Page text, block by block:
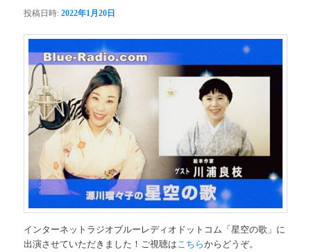
ョ
投稿日時:2022年1月20日
インターネットラジオブルーレディオドットコム「星空の歌」に
出演させていただきました！ご視聴は こちらからどうぞ。